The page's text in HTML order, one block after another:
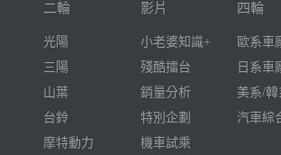
二輪
光陽
三陽
山葉
台鈴
摩特動力
影片
小老婆知識+
殘酷擂台
銷量分析
特別企劃
機車試乘
四輪
歐系車
日系車
美系/
汽車綜